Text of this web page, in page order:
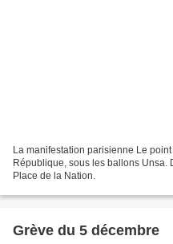
La manifestation parisienne Le
République, sous les ballons Unsa.
Place de la Nation.
Grève du 5 décembre